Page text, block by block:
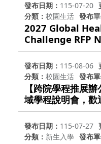
發布日期 115-07-20
分類
校園生活 發布
2027 Global
Challenge RFP
發布日期 115-08-06
分類
校園生活 發布
【跨院學程推展
域學程說明會，歡
發布日期 115-07-27
分類
新生入學 發布